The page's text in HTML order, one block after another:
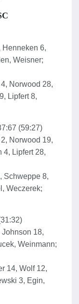
Henneken 6,
Weisner;
Norwood 28,
Lipfert 8,
(59:27)
Norwood 19,
4, Lipfert 28,
Schweppe 8,
Weczerek;
18,
Weinmann;
14, Wolf 12,
3, Egin,